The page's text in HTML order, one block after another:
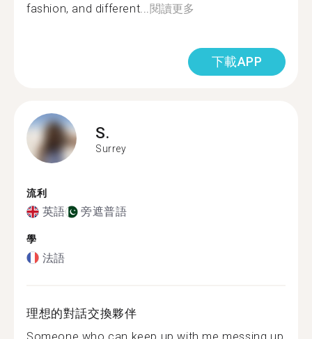
fashion, and different... 閱讀更多
下載APP
S.
Surrey
流利
英語 旁遮普語
學
法語
理想的對話交換夥伴
Someone who can keep up with me messing up